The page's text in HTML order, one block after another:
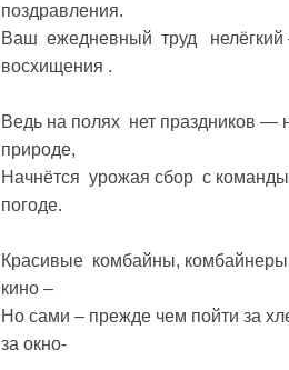
поздравления.
Ваш ежедневный труд
восхищения .
Ведь на полях нет праздников —
природе,
Начнётся урожая сбор с
погоде.
Красивые комбайны, комбайнеры
кино –
Но сами – прежде чем пойти за
за окно-